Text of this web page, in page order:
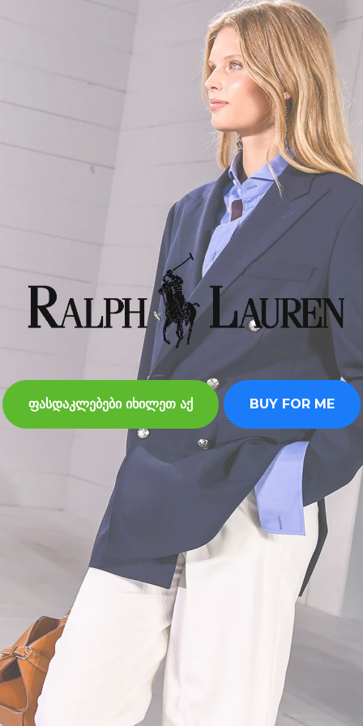
ფასდაკლებები იხილეთ აქ BUY FOR ME